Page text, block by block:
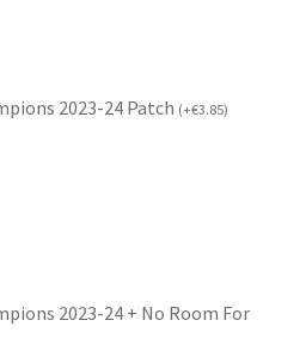
2023-24 Patch (+€3.85)
2023-24 + No Room For